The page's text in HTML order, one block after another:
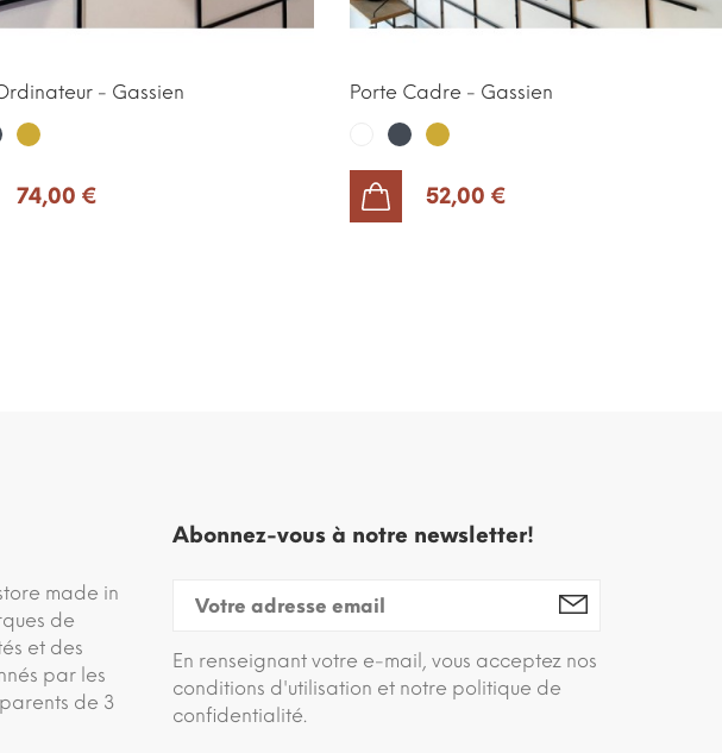
- Gassien
Or
74,00 €
Porte Cadre - Gassien
BlancNoirOr
52,00 €
made in
de
et des
par les
de 3
Abonnez-vous à notre newsletter!
En renseignant votre e-mail, vous acceptez nos
conditions d'utilisation et notre politique de
confidentialité.